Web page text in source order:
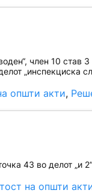
член 10 став 3
„инспекциска
општи акти,
43 во делот „и
на општи